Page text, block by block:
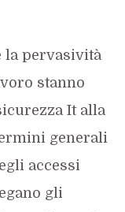
la pervasività
stanno
It alla
generali
accessi
gli